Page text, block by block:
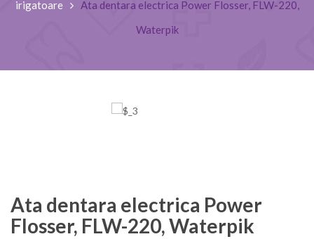
irigatoare
Ata dentara electrica Power Flosser, FLW-220,
Waterpik
Ata dentara electrica Power
Flosser, FLW-220, Waterpik